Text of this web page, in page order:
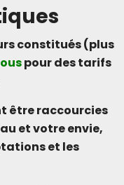
constitués (plus
pour des tarifs
être raccourcies
et votre envie,
et les